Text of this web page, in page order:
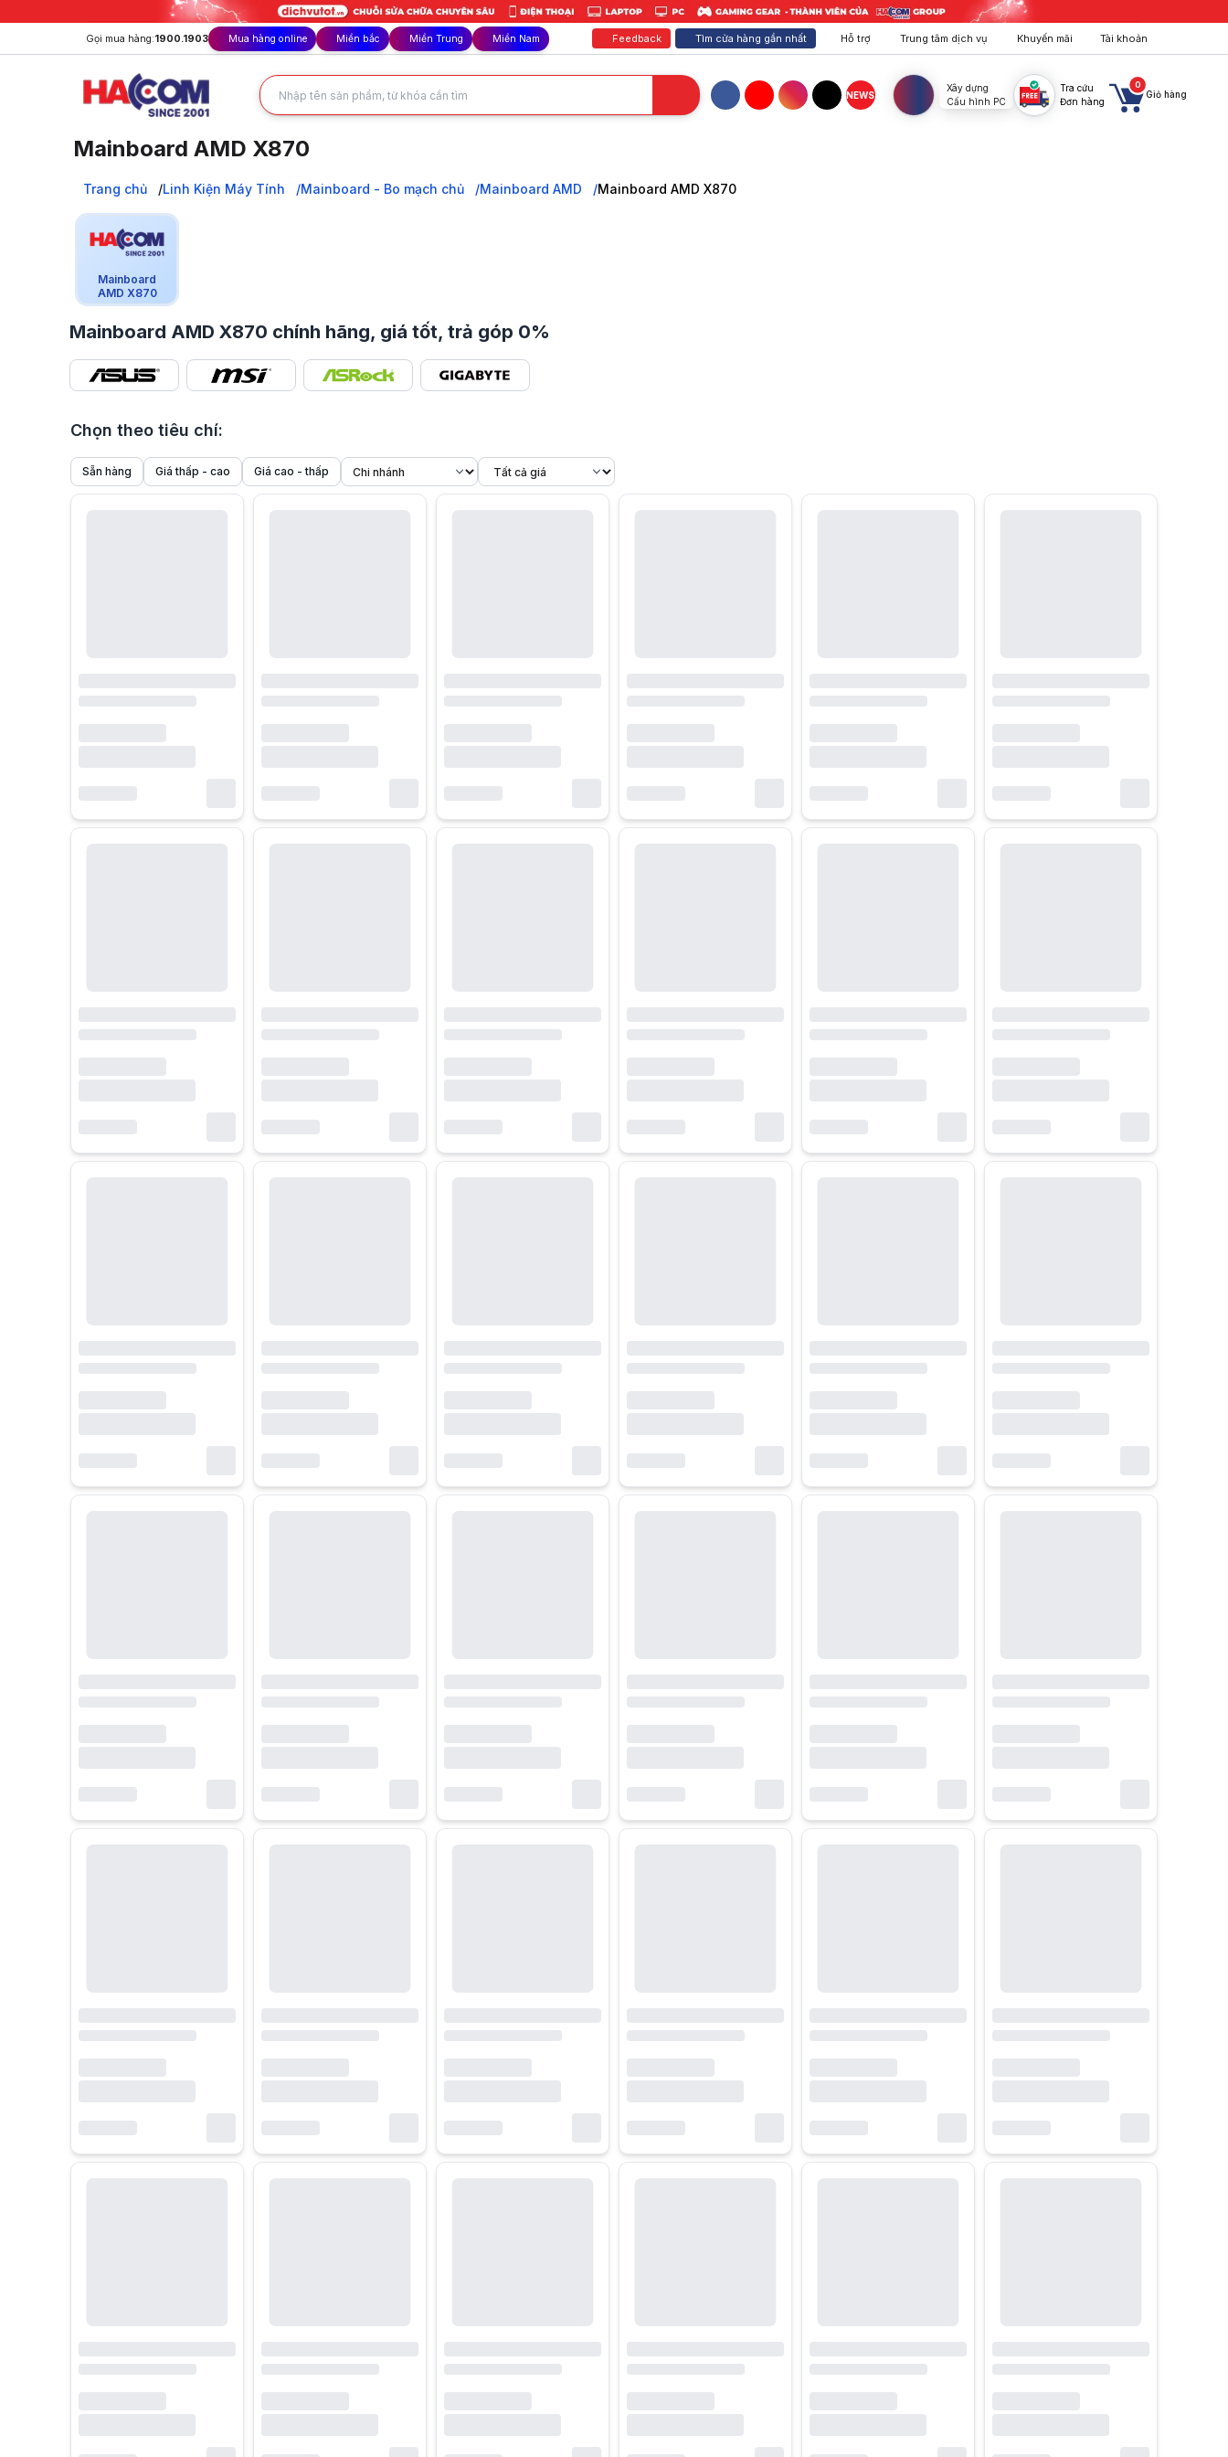
Gọi mua hàng:1900.1903 Mua hàng online Miền bắc Miền Trung Miền Nam Feedback Tìm cửa hàng gần nhất Hỗ trợ Trung tâm dịch vụ Khuyến mãi Tài khoản
FacebookYouTubeInstagram
TikTok
NEWS
Xây dựng
Cấu hình PC
Tra cứu
Đơn hàng
0
Giỏ hàng
Mainboard AMD X870
Linh Kiện Máy Tính
Mainboard - Bo mạch chủ
Mainboard AMD
Mainboard AMD X870
Trang chủ Linh Kiện Máy Tính Mainboard - Bo mạch chủ Mainboard AMD Mainboard AMD X870
Mainboard
AMD X870
Mainboard AMD X870 chính hãng, giá tốt, trả góp 0%
Chọn theo tiêu chí:
Sẵn hàng Giá thấp - cao Giá cao - thấp